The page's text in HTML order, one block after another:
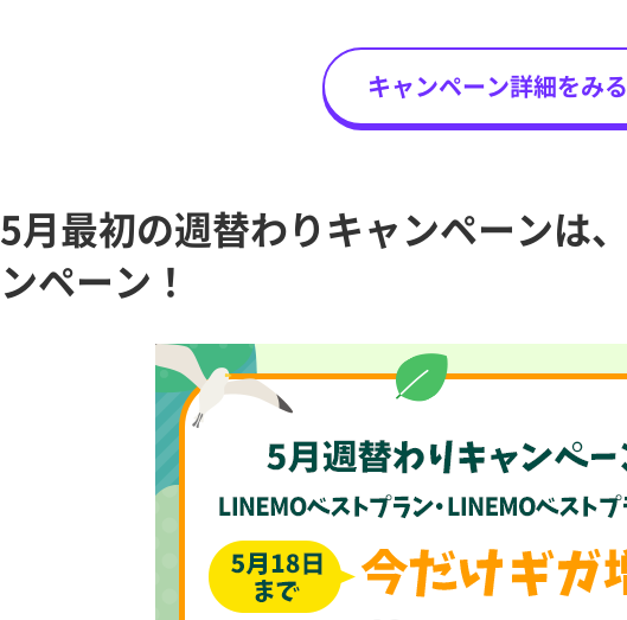
キャンペーン詳細をみる
5月最初の週替わりキャンペーンは
ンペーン！